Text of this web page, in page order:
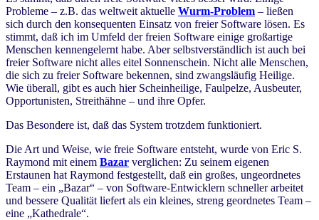
Probleme – z.B. das weltweit aktuelle Wurm-Problem – ließen
sich durch den konsequenten Einsatz von freier Software lösen. Es
stimmt, daß ich im Umfeld der freien Software einige großartige
Menschen kennengelernt habe. Aber selbstverständlich ist auch bei
freier Software nicht alles eitel Sonnenschein. Nicht alle Menschen,
die sich zu freier Software bekennen, sind zwangsläufig Heilige.
Wie überall, gibt es auch hier Scheinheilige, Faulpelze, Ausbeuter,
Opportunisten, Streithähne – und ihre Opfer.
Das Besondere ist, daß das System trotzdem funktioniert.
Die Art und Weise, wie freie Software entsteht, wurde von Eric S.
Raymond mit einem Bazar verglichen: Zu seinem eigenen
Erstaunen hat Raymond festgestellt, daß ein großes, ungeordnetes
Team – ein „Bazar“ – von Software-Entwicklern schneller arbeitet
und bessere Qualität liefert als ein kleines, streng geordnetes Team –
eine „Kathedrale“.